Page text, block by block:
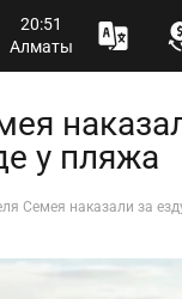
20:51
Алматы
у пляжа
Семея наказали за